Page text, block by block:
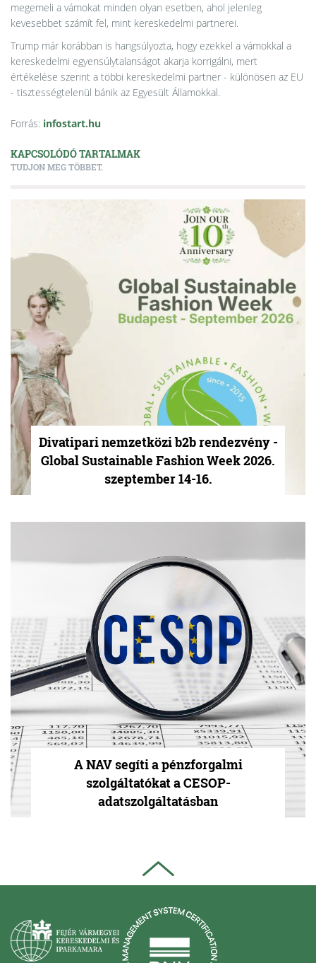
megemeli a vámokat minden olyan esetben, ahol jelenleg
kevesebbet számít fel, mint kereskedelmi partnerei.
Trump már korábban is hangsúlyozta, hogy ezekkel a vámokkal a
kereskedelmi egyensúlytalanságot akarja korrigálni, mert
értékelése szerint a többi kereskedelmi partner - különösen az EU
- tisztességtelenül bánik az Egyesült Államokkal.
Forrás: infostart.hu
KAPCSOLÓDÓ TARTALMAK
TUDJON MEG TÖBBET.
Divatipari nemzetközi b2b rendezvény -
Global Sustainable Fashion Week 2026.
szeptember 14-16.
A NAV segíti a pénzforgalmi
szolgáltatókat a CESOP-
adatszolgáltatásban